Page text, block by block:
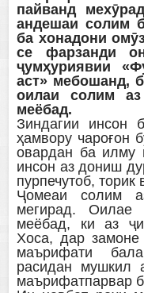
пайванд
андешаи солим
ба хонадони
се фарзанди
ҷумҳуриявии
аст» мебошанд,
оилаи солим
меёбад.
Зиндагии инсон
ҳамвору чароғон
овардан ба илму
инсон аз дониш
пурпечутоб,
Ҷомеаи солим
мегирад. Оилае
меёбад, ки аз
Хоса, дар
маърифати
расидан мушкил
маърифатпарвар